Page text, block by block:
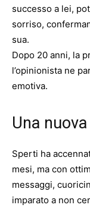
successo a lei,
sorriso,
sua.
Dopo 20 anni, la
l’opinionista ne
emotiva.
Una
Sperti ha
mesi, ma con
messaggi,
imparato a non